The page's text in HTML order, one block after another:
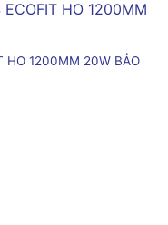
HO 1200MM 20W BẢO